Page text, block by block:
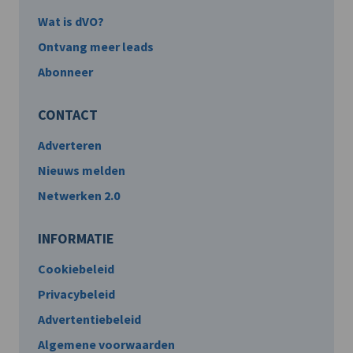
Wat is dVO?
Ontvang meer leads
Abonneer
CONTACT
Adverteren
Nieuws melden
Netwerken 2.0
INFORMATIE
Cookiebeleid
Privacybeleid
Advertentiebeleid
Algemene voorwaarden